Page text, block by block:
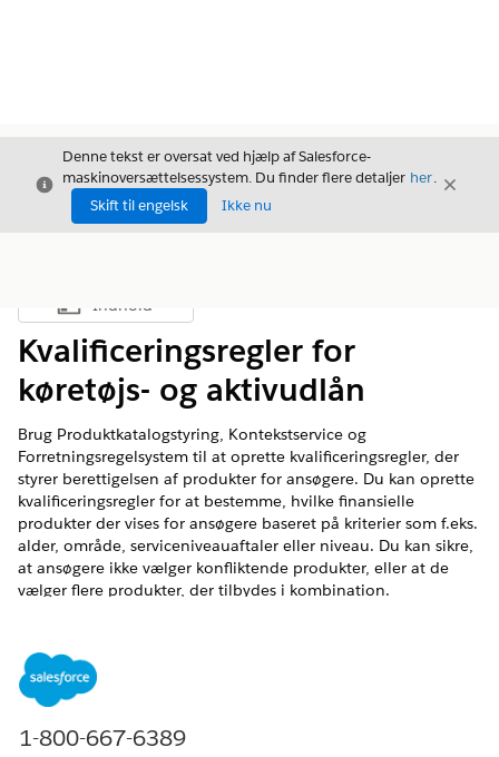
Luk
Denne tekst er oversat ved hjælp af Salesforce-
maskinoversættelsessystem. Du finder flere detaljer her.
Skift til engelsk
Ikke nu
Luk
Vis indholdsfortegnelse
Indhold
Kvalificeringsregler for
køretøjs- og aktivudlån
Brug Produktkatalogstyring, Kontekstservice og
Forretningsregelsystem til at oprette kvalificeringsregler, der
styrer berettigelsen af produkter for ansøgere. Du kan oprette
kvalificeringsregler for at bestemme, hvilke finansielle
produkter der vises for ansøgere baseret på kriterier som f.eks.
alder, område, serviceniveauaftaler eller niveau. Du kan sikre,
at ansøgere ikke vælger konfliktende produkter, eller at de
vælger flere produkter, der tilbydes i kombination.
Tilgængelig i:
hvordan kvalificeringsregler oprettes i Digitalt udlån. Du kan
1-800-667-6389